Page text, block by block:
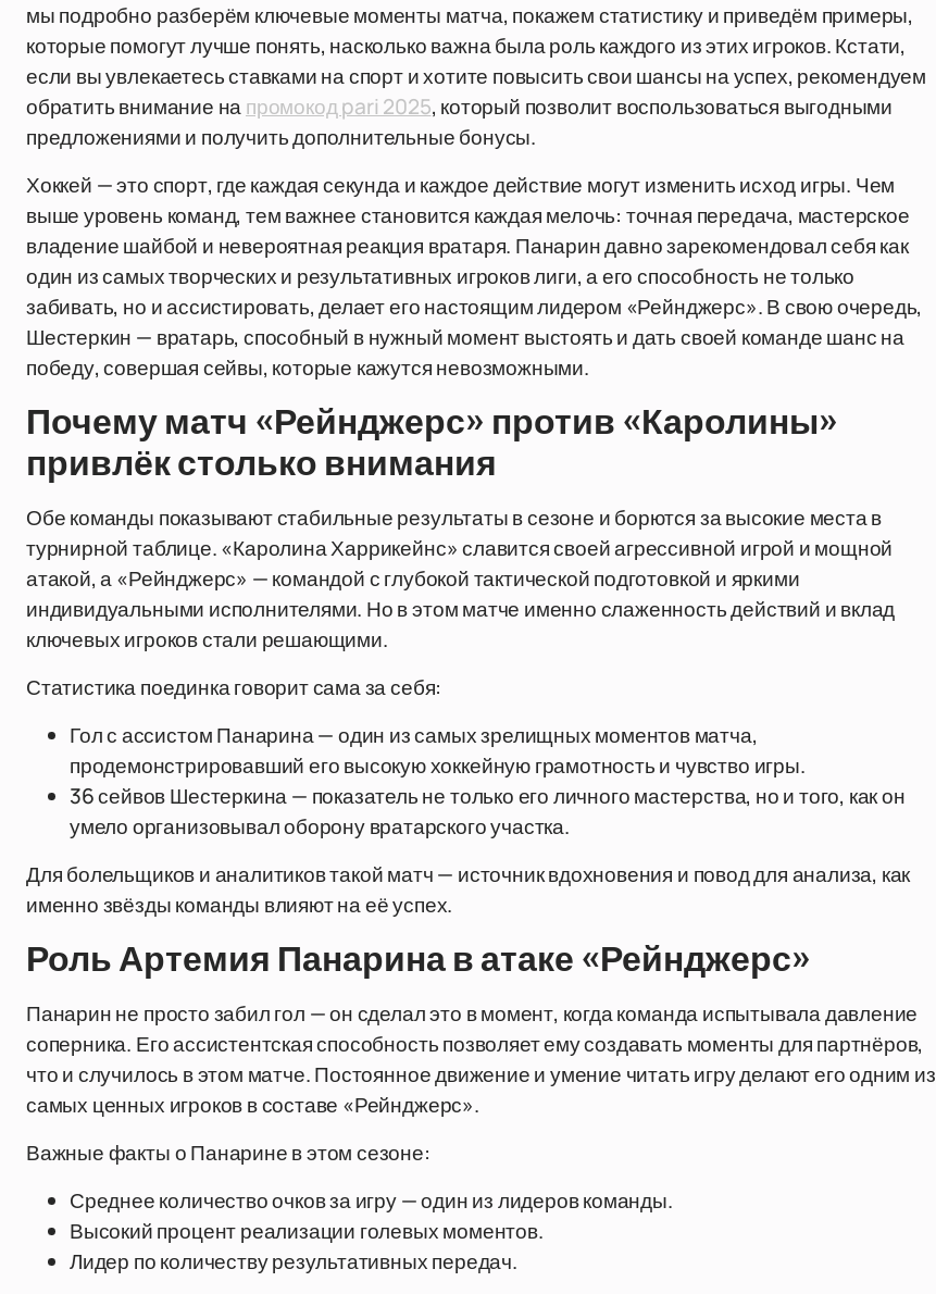
мы подробно разберём ключевые моменты матча, покажем статистику и приведём примеры,
которые помогут лучше понять, насколько важна была роль каждого из этих игроков. Кстати,
если вы увлекаетесь ставками на спорт и хотите повысить свои шансы на успех, рекомендуем
обратить внимание напромокод pari 2025, который позволит воспользоваться выгодными
предложениями и получить дополнительные бонусы.
Хоккей — это спорт, где каждая секунда и каждое действие могут изменить исход игры. Чем
выше уровень команд, тем важнее становится каждая мелочь: точная передача, мастерское
владение шайбой и невероятная реакция вратаря. Панарин давно зарекомендовал себя как
один из самых творческих и результативных игроков лиги, а его способность не только
забивать, но и ассистировать, делает его настоящим лидером «Рейнджерс». В свою очередь,
Шестеркин — вратарь, способный в нужный момент выстоять и дать своей команде шанс на
победу, совершая сейвы, которые кажутся невозможными.
Почему матч «Рейнджерс» против «Каролины»
привлёк столько внимания
Обе команды показывают стабильные результаты в сезоне и борются за высокие места в
турнирной таблице. «Каролина Харрикейнс» славится своей агрессивной игрой и мощной
атакой, а «Рейнджерс» — командой с глубокой тактической подготовкой и яркими
индивидуальными исполнителями. Но в этом матче именно слаженность действий и вклад
ключевых игроков стали решающими.
Статистика поединка говорит сама за себя:
Гол с ассистом Панарина — один из самых зрелищных моментов матча,
продемонстрировавший его высокую хоккейную грамотность и чувство игры.
36 сейвов Шестеркина — показатель не только его личного мастерства, но и того, как он
умело организовывал оборону вратарского участка.
Для болельщиков и аналитиков такой матч — источник вдохновения и повод для анализа, как
именно звёзды команды влияют на её успех.
Роль Артемия Панарина в атаке «Рейнджерс»
Панарин не просто забил гол — он сделал это в момент, когда команда испытывала давление
соперника. Его ассистентская способность позволяет ему создавать моменты для партнёров,
что и случилось в этом матче. Постоянное движение и умение читать игру делают его одним из
самых ценных игроков в составе «Рейнджерс».
Важные факты о Панарине в этом сезоне:
Среднее количество очков за игру — один из лидеров команды.
Высокий процент реализации голевых моментов.
Лидер по количеству результативных передач.